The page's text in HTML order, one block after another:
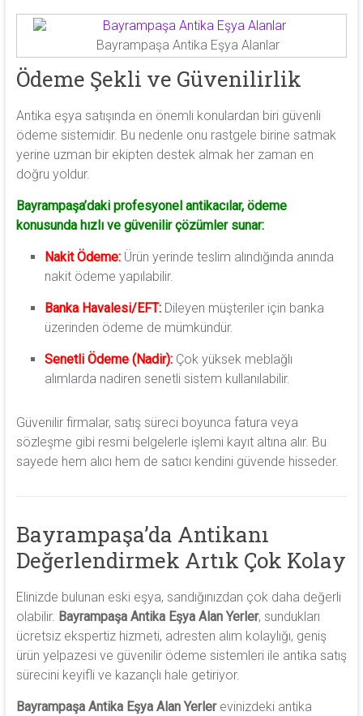
Bayrampaşa Antika Eşya Alanlar
Ödeme Şekli ve Güvenilirlik
Antika eşya satışında en önemli konulardan biri güvenli
ödeme sistemidir. Bu nedenle onu rastgele birine satmak
yerine uzman bir ekipten destek almak her zaman en
doğru yoldur.
Bayrampaşa’daki profesyonel antikacılar, ödeme
konusunda hızlı ve güvenilir çözümler sunar:
Nakit Ödeme:Ürün yerinde teslim alındığında anında
nakit ödeme yapılabilir.
Banka Havalesi/EFT:Dileyen müşteriler için banka
üzerinden ödeme de mümkündür.
Senetli Ödeme (Nadir):Çok yüksek meblağlı
alımlarda nadiren senetli sistem kullanılabilir.
Güvenilir firmalar, satış süreci boyunca fatura veya
sözleşme gibi resmi belgelerle işlemi kayıt altına alır. Bu
sayede hem alıcı hem de satıcı kendini güvende hisseder.
Bayrampaşa’da Antikanı
Değerlendirmek Artık Çok Kolay
Elinizde bulunan eski eşya, sandığınızdan çok daha değerli
olabilir. Bayrampaşa Antika Eşya Alan Yerler, sundukları
ücretsiz ekspertiz hizmeti, adresten alım kolaylığı, geniş
ürün yelpazesi ve güvenilir ödeme sistemleri ile antika satış
sürecini keyifli ve kazançlı hale getiriyor.
Bayrampaşa Antika Eşya Alan Yerlerevinizdeki antika